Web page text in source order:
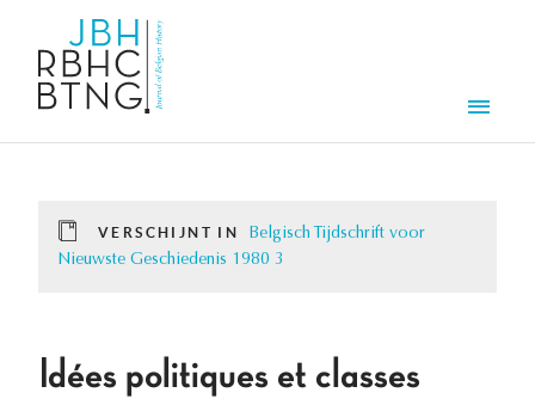
VERSCHIJNT IN
Belgisch Tijdschrift voor
Nieuwste Geschiedenis 1980 3
Idées politiques et classes